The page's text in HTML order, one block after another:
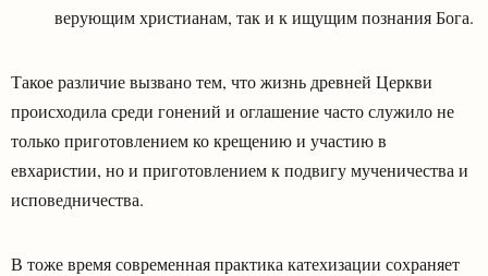
верующим христианам, так и к ищущим познания Бога.
Такое различие вызвано тем, что жизнь древней Церкви
происходила среди гонений и оглашение часто служило не
только приготовлением ко крещению и участию в
евхаристии, но и приготовлением к подвигу мученичества и
исповедничества.
В тоже время современная практика катехизации сохраняет